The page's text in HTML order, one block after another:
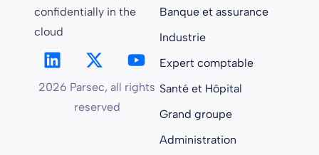
confidentially in the
cloud
2026 Parsec, all rights
reserved
Banque et assurance
Industrie
Expert comptable
Santé et Hôpital
Grand groupe
Administration